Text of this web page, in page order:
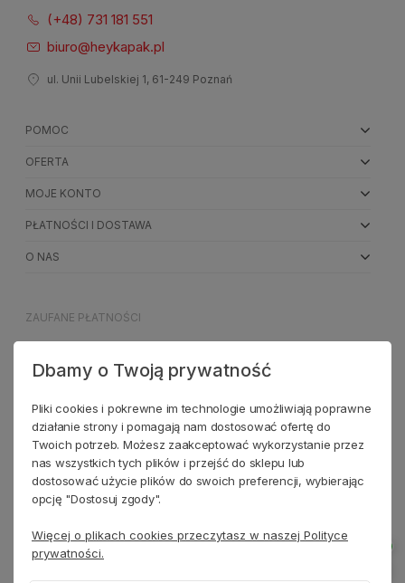
(+48) 731 181 551
biuro@heykapak.pl
ul. Unii Lubelskiej 1, 61-249 Poznań
POMOC
OFERTA
MOJE KONTO
PŁATNOŚCI I DOSTAWA
O NAS
ZAUFANE PŁATNOŚCI
NASI PARTNERZY
Dbamy o Twoją prywatność
Pliki cookies i pokrewne im technologie umożliwiają poprawne
działanie strony i pomagają nam dostosować ofertę do
Twoich potrzeb. Możesz zaakceptować wykorzystanie przez
nas wszystkich tych plików i przejść do sklepu lub
dostosować użycie plików do swoich preferencji, wybierając
opcję "Dostosuj zgody".
Więcej o plikach cookies przeczytasz w naszej Polityce
prywatności.